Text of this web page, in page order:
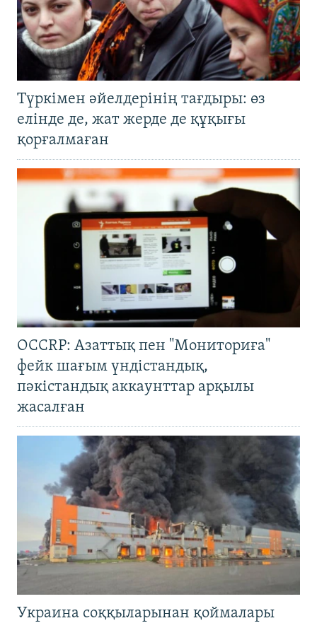
Түркімен әйелдерінің тағдыры: өз
елінде де, жат жерде де құқығы
қорғалмаған
OCCRP: Азаттық пен "Мониториға"
фейк шағым үндістандық,
пәкістандық аккаунттар арқылы
жасалған
Украина соққыларынан қоймалары